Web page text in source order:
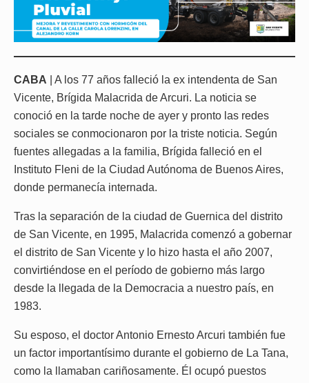
CABA | A los 77 años falleció la ex intendenta de San
Vicente, Brígida Malacrida de Arcuri. La noticia se
conoció en la tarde noche de ayer y pronto las redes
sociales se conmocionaron por la triste noticia. Según
fuentes allegadas a la familia, Brígida falleció en el
Instituto Fleni de la Ciudad Autónoma de Buenos Aires,
donde permanecía internada.
Tras la separación de la ciudad de Guernica del distrito
de San Vicente, en 1995, Malacrida comenzó a gobernar
el distrito de San Vicente y lo hizo hasta el año 2007,
convirtiéndose en el período de gobierno más largo
desde la llegada de la Democracia a nuestro país, en
1983.
Su esposo, el doctor Antonio Ernesto Arcuri también fue
un factor importantísimo durante el gobierno de La Tana,
como la llamaban cariñosamente. Él ocupó puestos